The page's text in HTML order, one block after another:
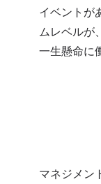
イベントが
ムレベルが
一生懸命に
マネジメン